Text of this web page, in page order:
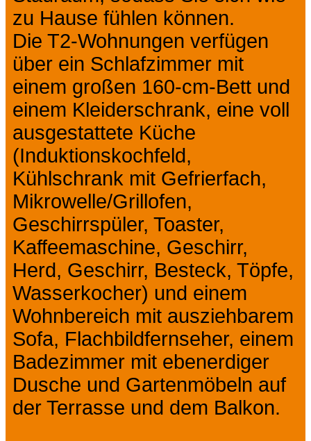
zu Hause fühlen können.
Die T2-Wohnungen verfügen
über ein Schlafzimmer mit
einem großen 160-cm-Bett und
einem Kleiderschrank, eine voll
ausgestattete Küche
(Induktionskochfeld,
Kühlschrank mit Gefrierfach,
Mikrowelle/Grillofen,
Geschirrspüler, Toaster,
Kaffeemaschine, Geschirr,
Herd, Geschirr, Besteck, Töpfe,
Wasserkocher) und einem
Wohnbereich mit ausziehbarem
Sofa, Flachbildfernseher, einem
Badezimmer mit ebenerdiger
Dusche und Gartenmöbeln auf
der Terrasse und dem Balkon.